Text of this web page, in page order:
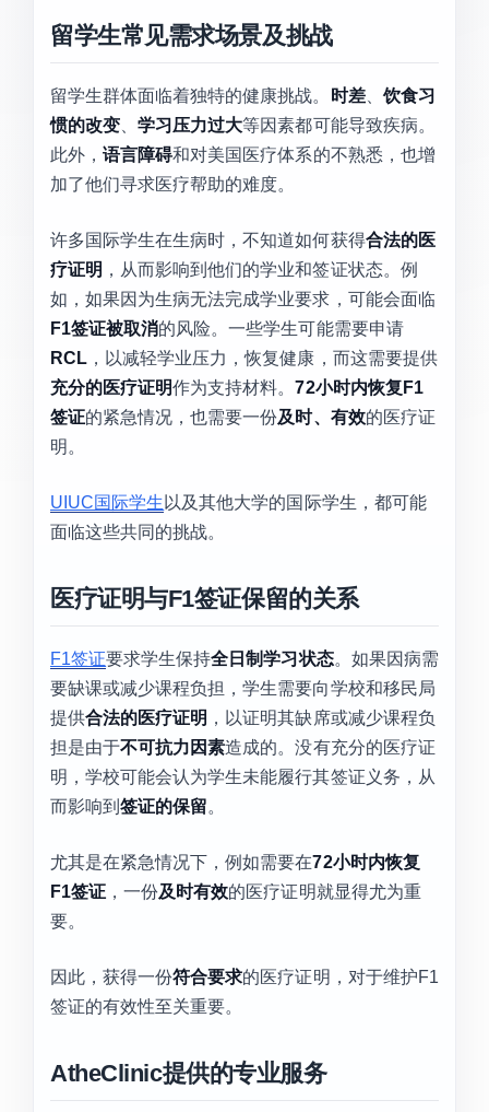
留学生常见需求场景及挑战
留学生群体面临着独特的健康挑战。 时差、饮食习
惯的改变 、学习压力过大等因素都可能导致疾病。
此外，语言障碍和对美国医疗体系的不熟悉，也增
加了他们寻求医疗帮助的难度。
许多国际学生在生病时，不知道如何获得合法的医
疗证明 ，从而影响到他们的学业和签证状态。例
如，如果因为生病无法完成学业要求，可能会面临
F1签证被取消的风险。一些学生可能需要申请
RCL ，以减轻学业压力，恢复健康，而这需要提供
充分的医疗证明作为支持材料。72小时内恢复F1
签证的紧急情况，也需要一份及时、有效的医疗证
明。
UIUC国际学生 以及其他大学的国际学生，都可能
面临这些共同的挑战。
医疗证明与F1签证保留的关系
F1签证要求学生保持全日制学习状态。如果因病需
要缺课或减少课程负担，学生需要向学校和移民局
提供合法的医疗证明 ，以证明其缺席或减少课程负
担是由于不可抗力因素造成的。没有充分的医疗证
明，学校可能会认为学生未能履行其签证义务，从
而影响到签证的保留。
尤其是在紧急情况下，例如需要在72小时内恢复
F1签证 ，一份及时有效的医疗证明就显得尤为重
要。
因此，获得一份符合要求的医疗证明，对于维护F1
签证的有效性至关重要。
AtheClinic提供的专业服务